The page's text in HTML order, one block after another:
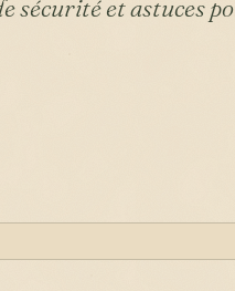
sécurité et astuces